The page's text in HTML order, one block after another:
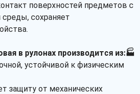
поверхностей предметов с
сохраняет
в рулонах производится из:🏭
устойчивой к физическим
защиту от механических